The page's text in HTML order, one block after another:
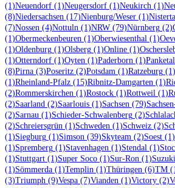
(1)Neuendorf (1)Neugersdorf (1)Neukirch (1)
(8)Niedersachsen (17)Nienburg/Weser (1)
(7)Nossen (4)Nottuln (1)NRW (79)Nürnberg (2)
(1)Obermeckenbeuren (1)Oberwiesenthal (1)
(1)Oldenburg (1)Olsberg (1)Online (1)
(1)Otterndorf (1)Oyten (1)Paderborn (1)Panketal
(8)Pirna (3)Poseritz (2)Potsdam (1)Ratzeburg (1)
(1)Rheinland-Pfalz (15)Ribnitz-Damgarten (1)
(2)Rommerskirchen (1)Rostock (1)Rottweil (1)
(2)Saarland (2)Saarlouis (1)Sachsen (79)
(2)Sarnau (1)Schieder-Schwalenberg (2)
(2)Schreiersgrün (1)Schweden (1)Schweiz (2)
(1)Siegburg (1)Simson (39)Skyteam (2)Soest (1)
(1)Spremberg (1)Stavenhagen (1)Stendal (1)
(1)Stuttgart (1)Super Soco (1)Sur-Ron (1)Suzuki
(1)Sömmerda (1)Templin (1)Thüringen (6)TM
(3)Triumph (9)Vespa (7)Vianden (1)Victory (2)